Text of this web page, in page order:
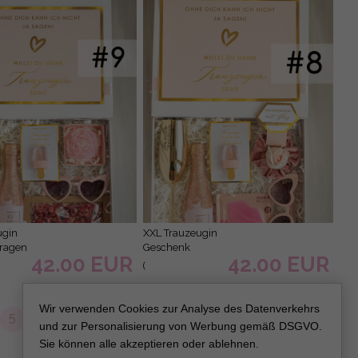
Blush Will You
42.00 EUR
XXL Trauzeugin
Geschenk
Fragen Box,
Möchtest Du
Trauzeugin sein
Box,
(
)
42.00 EUR
5 > >>
Wir verwenden Cookies zur Analyse des Datenverkehrs
und zur Personalisierung von Werbung gemäß DSGVO.
Sie können alle akzeptieren oder ablehnen.